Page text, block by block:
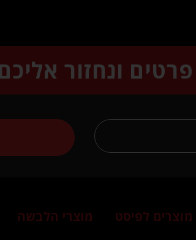
פרטים ונחזור
מוצרים לפיסט מוצרי הלבשה